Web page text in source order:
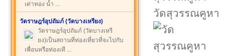
เต่าทอง น้ำ ...
วัดราษฎร์อุปถัมภ์ (วัดบางเหรียง)
วัดราษฎร์อุปถัมภ์ (วัดบางเหรี
ยง)เป็นสถานที่ท่องเที่ยวที่จะไปกับ
เพื่อนหรือท่องเที ...
วัดสุวรรณคูหา